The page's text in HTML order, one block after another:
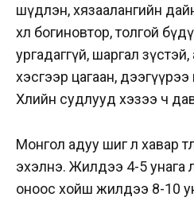
шүдлэн, хязаалангийн
хөл богиновтор, толгой
ургадаггүй, шаргал
хэсгээр цагаан, дээгүүрээ
Хөлийн судлууд хэзээ ч
Монгол адуу шиг л хавар
эхэлнэ. Жилдээ 4-5 унага
оноос хойш жилдээ 8-10